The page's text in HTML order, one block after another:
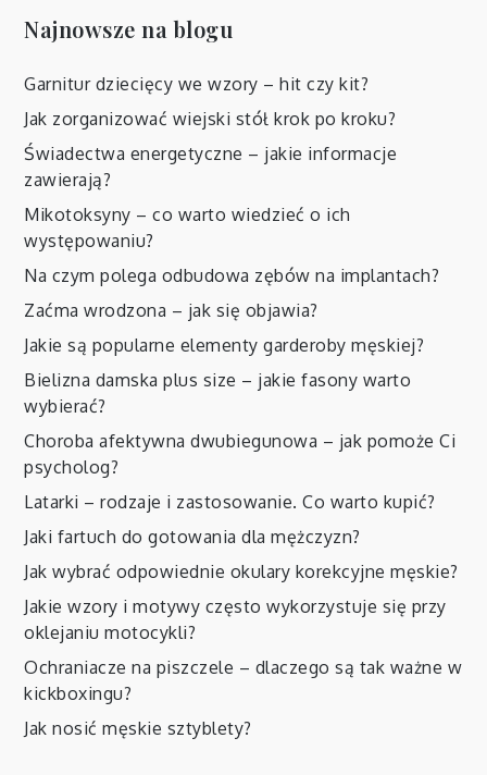
Najnowsze na blogu
Garnitur dziecięcy we wzory – hit czy kit?
Jak zorganizować wiejski stół krok po kroku?
Świadectwa energetyczne – jakie informacje
zawierają?
Mikotoksyny – co warto wiedzieć o ich
występowaniu?
Na czym polega odbudowa zębów na implantach?
Zaćma wrodzona – jak się objawia?
Jakie są popularne elementy garderoby męskiej?
Bielizna damska plus size – jakie fasony warto
wybierać?
Choroba afektywna dwubiegunowa – jak pomoże Ci
psycholog?
Latarki – rodzaje i zastosowanie. Co warto kupić?
Jaki fartuch do gotowania dla mężczyzn?
Jak wybrać odpowiednie okulary korekcyjne męskie?
Jakie wzory i motywy często wykorzystuje się przy
oklejaniu motocykli?
Ochraniacze na piszczele – dlaczego są tak ważne w
kickboxingu?
Jak nosić męskie sztyblety?